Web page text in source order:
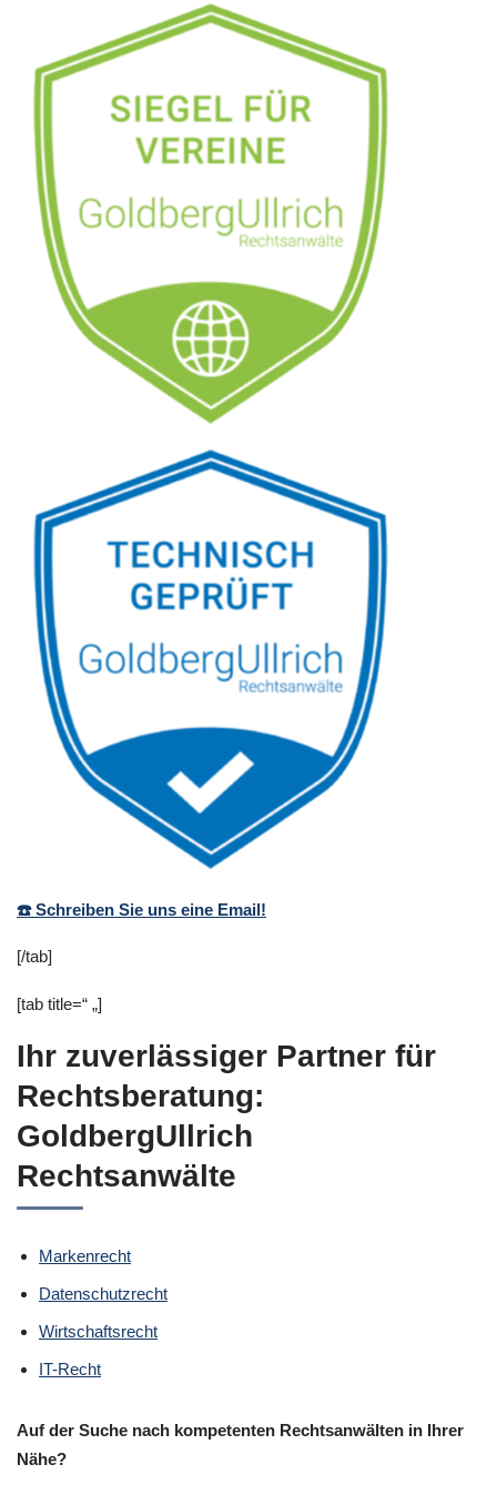
☎️ Schreiben Sie uns eine Email!
[/tab]
[tab title=“ „]
Ihr zuverlässiger Partner für
Rechtsberatung:
GoldbergUllrich
Rechtsanwälte
Markenrecht
Datenschutzrecht
Wirtschaftsrecht
IT-Recht
Auf der Suche nach kompetenten Rechtsanwälten in Ihrer
Nähe?